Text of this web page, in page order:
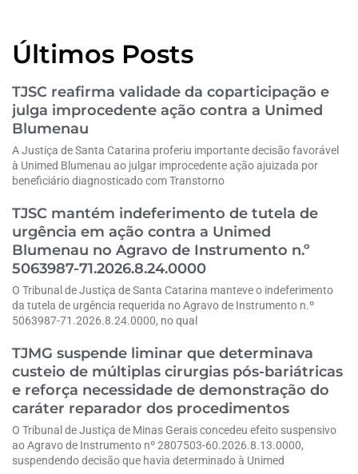
Últimos Posts
TJSC reafirma validade da coparticipação e
julga improcedente ação contra a Unimed
Blumenau
A Justiça de Santa Catarina proferiu importante decisão favorável
à Unimed Blumenau ao julgar improcedente ação ajuizada por
beneficiário diagnosticado com Transtorno
TJSC mantém indeferimento de tutela de
urgência em ação contra a Unimed
Blumenau no Agravo de Instrumento n.º
5063987-71.2026.8.24.0000
O Tribunal de Justiça de Santa Catarina manteve o indeferimento
da tutela de urgência requerida no Agravo de Instrumento n.º
5063987-71.2026.8.24.0000, no qual
TJMG suspende liminar que determinava
custeio de múltiplas cirurgias pós-bariátricas
e reforça necessidade de demonstração do
caráter reparador dos procedimentos
O Tribunal de Justiça de Minas Gerais concedeu efeito suspensivo
ao Agravo de Instrumento nº 2807503-60.2026.8.13.0000,
suspendendo decisão que havia determinado à Unimed